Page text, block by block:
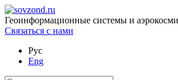
Геоинформационные системы и
Связаться с нами
Рус
Eng